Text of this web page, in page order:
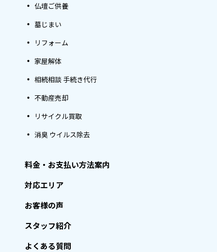
仏壇ご供養
墓じまい
リフォーム
家屋解体
相続相談 手続き代行
不動産売却
リサイクル買取
消臭 ウイルス除去
料金・お支払い方法案内
対応エリア
お客様の声
スタッフ紹介
よくある質問